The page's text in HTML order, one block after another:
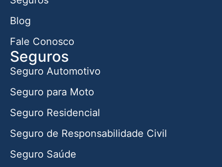
Blog
Fale Conosco
Seguros
Seguro Automotivo
Seguro para Moto
Seguro Residencial
Seguro de Responsabilidade Civil
Seguro Saúde